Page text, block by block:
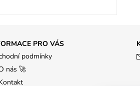
PRO VÁS
podmínky
nás 🚀